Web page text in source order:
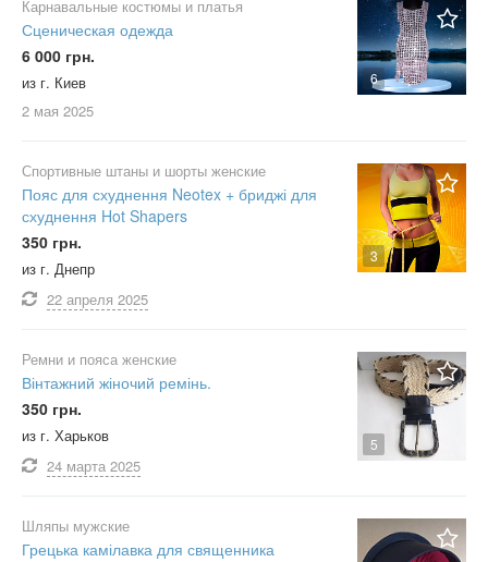
6
Карнавальные костюмы и платья
Сценическая одежда
6 000 грн.
из г. Киев
2 мая 2025
3
Спортивные штаны и шорты женские
Пояс для схуднення Neotex + бриджі для
схуднення Hot Shapers
350 грн.
из г. Днепр
22 апреля 2025
5
Ремни и пояса женские
Вінтажний жіночий ремінь.
350 грн.
из г. Харьков
24 марта 2025
Шляпы мужские
Грецька камілавка для священника